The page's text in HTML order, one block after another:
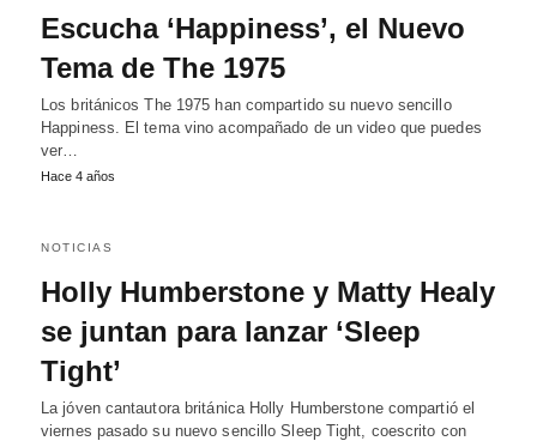
Escucha ‘Happiness’, el Nuevo
Tema de The 1975
Los británicos The 1975 han compartido su nuevo sencillo
Happiness. El tema vino acompañado de un video que puedes
ver…
Hace 4 años
NOTICIAS
Holly Humberstone y Matty Healy
se juntan para lanzar ‘Sleep
Tight’
La jóven cantautora británica Holly Humberstone compartió el
viernes pasado su nuevo sencillo Sleep Tight, coescrito con